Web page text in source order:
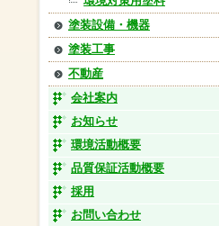
塗装設備・機器
塗装工事
不動産
会社案内
お知らせ
環境活動概要
品質保証活動概要
採用
お問い合わせ